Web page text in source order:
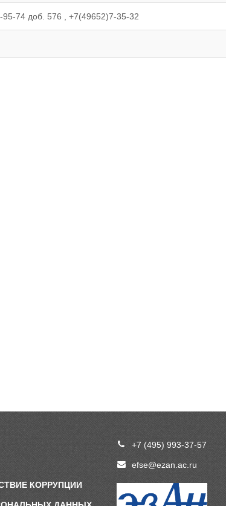
74 доб. 576 , +7(49652)7-35-32
КОРРУПЦИИ
+7 (495) 993-37-57
efse@ezan.ac.ru